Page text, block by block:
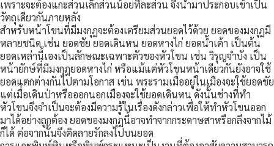
เพราะจะต้องแกะส่วนเล็กส่วนน้อยทีละส่วน จึงนำมาประกอบเข้าเป็น
วัตถุเดียวกันภายหลัง
สำหรับหน้าโขนที่มีมงกุฎจะต้องเตรียมส่วนยอดไว้ด้วย ยอดของมงกุฎมี
หลายชนิด เช่น ยอดชัย ยอดเดินหน ยอดหางไก่ ยอดน้ำเต้า เป็นต้น
ยอดเหล่านี้เองเป็นลักษณะเฉพาะตัวของหัวโขน เช่น วิรุญจำบัง เป็น
หน้ายักษ์ที่มีมงกุฎยอดหางไก่ หรือแม้แต่หัวโขนหน้าเดียวกันยังอาจใช้
ยอดแตกต่างกันไปตามโอกาส เช่น พระรามเมื่ออยู่ในเมืองจะใช้ยอดชัย
แต่เมื่อเดินป่าหรือออกนอกเมืองจะใช้ยอดเดินหน ดังนั้นช่างที่ทำ
หัวโขนจึงจำเป็นจะต้องมีความรู้ในเรื่องดังกล่าวเพื่อให้ทำหัวโขนออก
มาได้อย่างถูกต้อง ยอดของมงกุฎนี้อาจทำจากกระดาษสาหรือกลึงจากไม้
ก็ได้ ต่อจากนั้นจึงติดลายรักลงไปบนยอด